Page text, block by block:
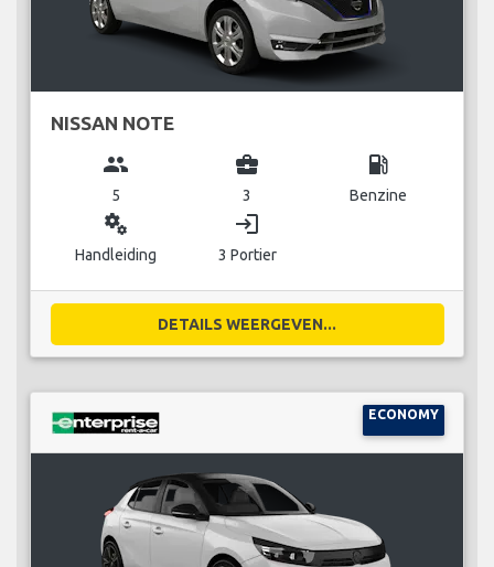
NISSAN NOTE
group
5
business_center
3
local_gas_station
Benzine
miscellaneous_services
Handleiding
login
3 Portier
DETAILS WEERGEVEN...
ECONOMY